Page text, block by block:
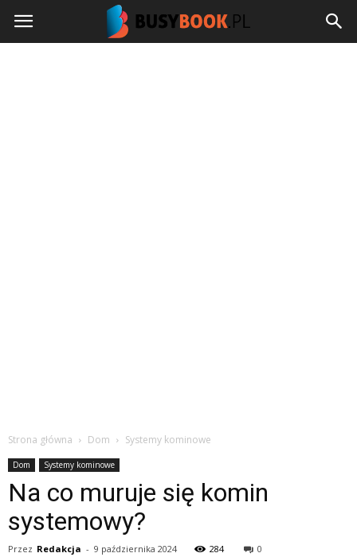
Strona główna Dom Systemy kominowe
Dom Systemy kominowe
Na co muruje się komin
systemowy?
Przez Redakcja - 9 października 2024 284 0